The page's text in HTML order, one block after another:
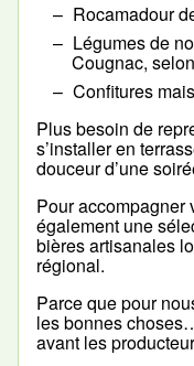
Rocamadour
Légumes de
Cougnac,
Confitures
Plus besoin de
s’installer en
douceur d’une
Pour accompagner
également une
bières artisanales
régional.
Parce que pour
les bonnes
avant les